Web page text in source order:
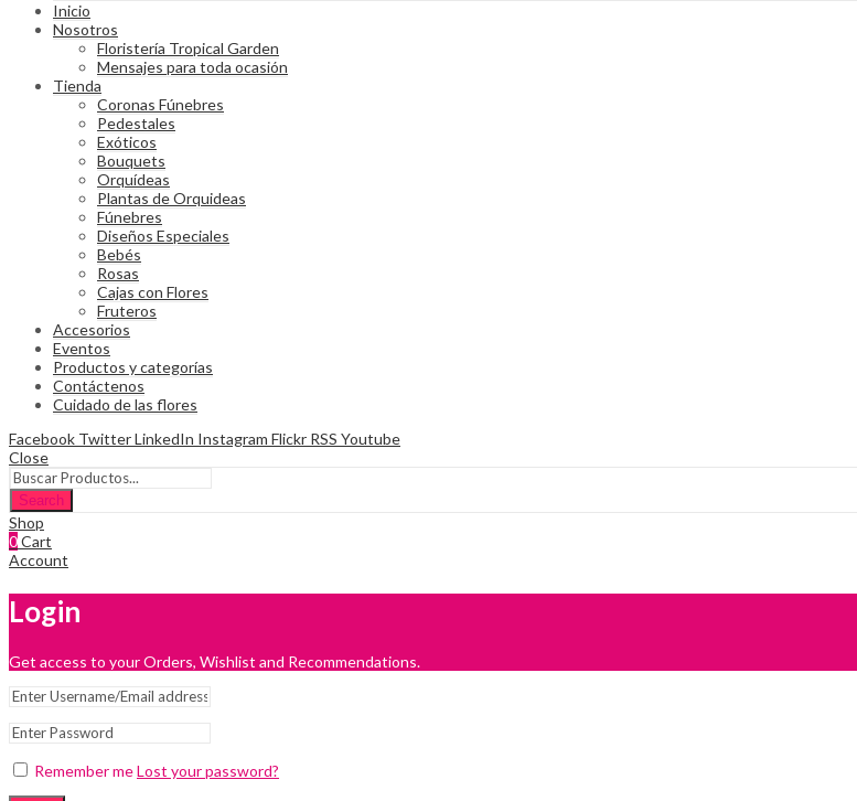
Inicio
Nosotros
Floristería Tropical Garden
Mensajes para toda ocasión
Tienda
Coronas Fúnebres
Pedestales
Exóticos
Bouquets
Orquí­deas
Plantas de Orquideas
Fúnebres
Diseños Especiales
Bebés
Rosas
Cajas con Flores
Fruteros
Accesorios
Eventos
Productos y categorías
Contáctenos
Cuidado de las flores
Facebook TwitterLinkedIn Instagram Flickr RSS Youtube
Close
Search
Shop
0Cart
Account
Login
Get access to your Orders, Wishlist and Recommendations.
Remember meLost your password?